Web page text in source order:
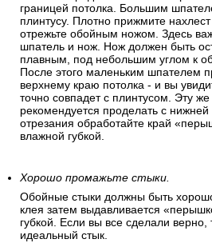
границей потолка. Большим
плинтусу. Плотно прижмите
отрежьте обойным ножом. Здесь
шпатель и нож. Нож должен быть
плавным, под небольшим углом к
После этого маленьким шпателем
верхнему краю потолка - и вы
точно совпадет с плинтусом. Эту
рекомендуется проделать с
отрезания обработайте край
влажной губкой.
Хорошо промажьте стыки.
Обойные стыки должны быть
клея затем выдавливается
губкой. Если вы все сделали верно,
идеальный стык.